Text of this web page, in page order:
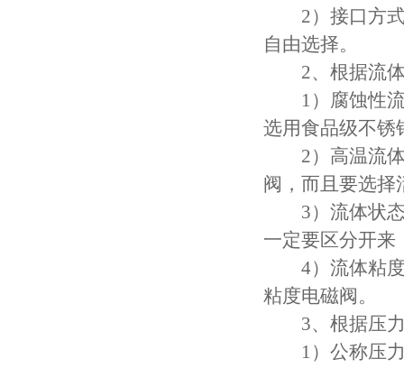
2）接口方式
自由选择。
2、根据流体
1）腐蚀性流
选用食品级不锈
2）高温流体
阀，而且要选择
3）流体状态
一定要区分开来
4）流体粘度
粘度电磁阀。
3、根据压力
1）公称压力